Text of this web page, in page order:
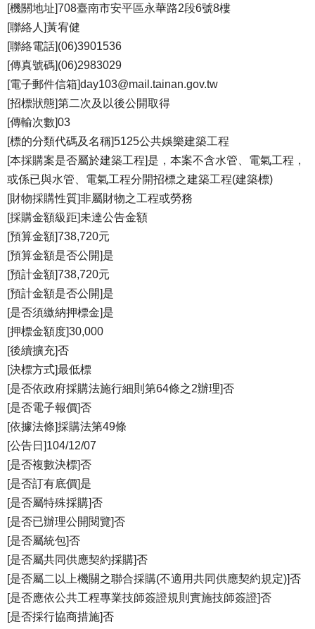
[機關地址]708臺南市安平區永華路2段6號8樓
[聯絡人]黃宥健
[聯絡電話](06)3901536
[傳真號碼](06)2983029
[電子郵件信箱]day103@mail.tainan.gov.tw
[招標狀態]第二次及以後公開取得
[傳輸次數]03
[標的分類代碼及名稱]5125公共娛樂建築工程
[本採購案是否屬於建築工程]是，本案不含水管、電氣工程，
或係已與水管、電氣工程分開招標之建築工程(建築標)
[財物採購性質]非屬財物之工程或勞務
[採購金額級距]未達公告金額
[預算金額]738,720元
[預算金額是否公開]是
[預計金額]738,720元
[預計金額是否公開]是
[是否須繳納押標金]是
[押標金額度]30,000
[後續擴充]否
[決標方式]最低標
[是否依政府採購法施行細則第64條之2辦理]否
[是否電子報價]否
[依據法條]採購法第49條
[公告日]104/12/07
[是否複數決標]否
[是否訂有底價]是
[是否屬特殊採購]否
[是否已辦理公開閱覽]否
[是否屬統包]否
[是否屬共同供應契約採購]否
[是否屬二以上機關之聯合採購(不適用共同供應契約規定)]否
[是否應依公共工程專業技師簽證規則實施技師簽證]否
[是否採行協商措施]否